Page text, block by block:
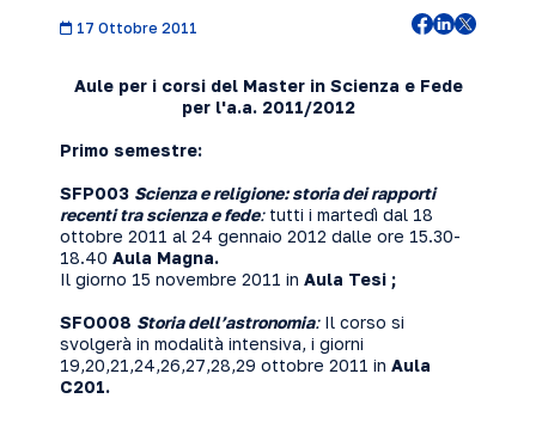
17 Ottobre 2011
Aule per i corsi del Master in Scienza e Fede
per l'a.a. 2011/2012
Primo semestre:
SFP003 Scienza e religione: storia dei rapporti
recenti tra scienza e fede:tutti i martedì dal 18
ottobre 2011 al 24 gennaio 2012 dalle ore 15.30-
18.40 Aula Magna.
Il giorno 15 novembre 2011 in Aula Tesi ;
SFO008 Storia dell’astronomia:Il corso si
svolgerà in modalità intensiva, i giorni
19,20,21,24,26,27,28,29 ottobre 2011 in Aula
C201.